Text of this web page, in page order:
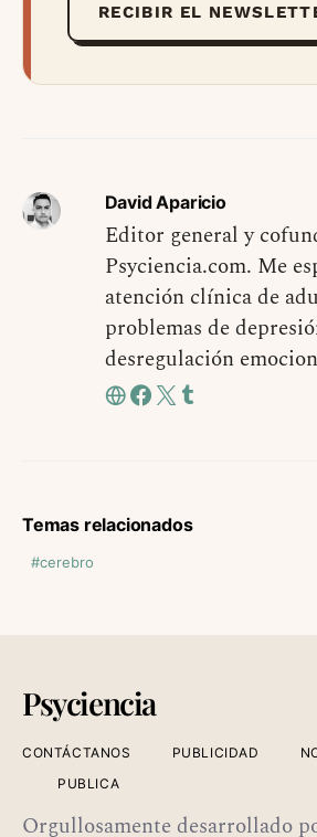
RECIBIR EL
David Aparicio
Editor general y
Psyciencia.com. Me
atención clínica de
problemas de
desregulación
Temas relacionados
cerebro
Psyciencia
CONTÁCTANOS PUBLICIDAD
PUBLICA
Orgullosamente desarrollado